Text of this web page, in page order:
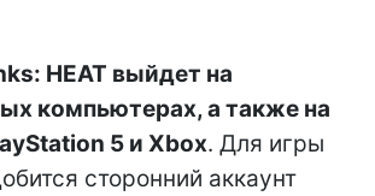
HEAT выйдет на
компьютерах, а также на
5 и Xbox. Для игры
сторонний аккаунт